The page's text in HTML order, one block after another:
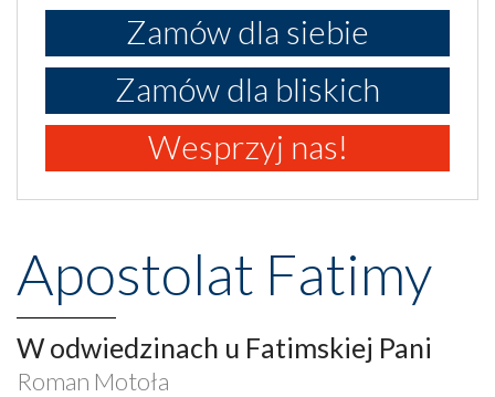
Zamów dla siebie
Zamów dla bliskich
Wesprzyj nas!
Apostolat Fatimy
W odwiedzinach u Fatimskiej Pani
Roman Motoła